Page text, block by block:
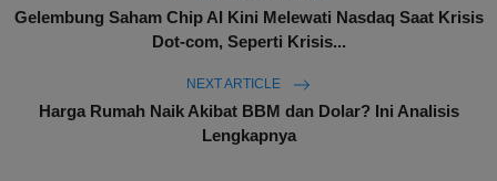
Gelembung Saham Chip AI Kini Melewati Nasdaq Saat Krisis
Dot-com, Seperti Krisis...
NEXT ARTICLE
Harga Rumah Naik Akibat BBM dan Dolar? Ini Analisis
Lengkapnya